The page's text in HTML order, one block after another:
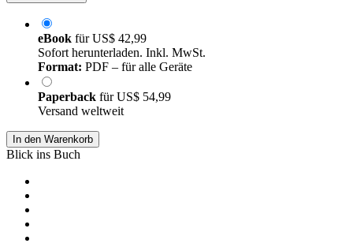
eBook fürUS$ 42,99
Sofort herunterladen. Inkl. MwSt.
Format: PDF – für alle Geräte
Paperback fürUS$ 54,99
Versand weltweit
In den Warenkorb
Blick ins Buch